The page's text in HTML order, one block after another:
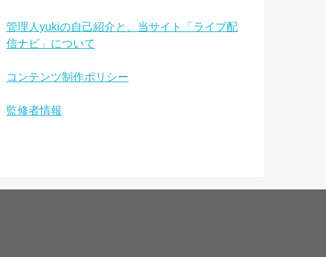
管理人yukiの自己紹介と、当サイト「ライブ配
信ナビ」について
コンテンツ制作ポリシー
監修者情報